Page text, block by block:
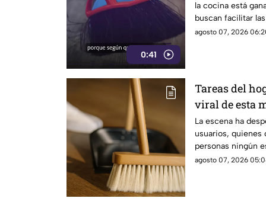
0:41
la cocina está
buscan facilitar
agosto 07, 2026
Tareas del
viral de esta
techo
La escena ha
usuarios, quienes
personas ningún
limpieza
agosto 07, 2026